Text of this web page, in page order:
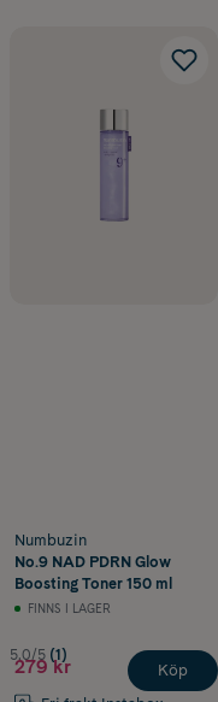
Numbuzin
No.9 NAD PDRN Glow
Boosting Toner 150 ml
FINNS I LAGER
5.0/5 (1)
279 kr Köp